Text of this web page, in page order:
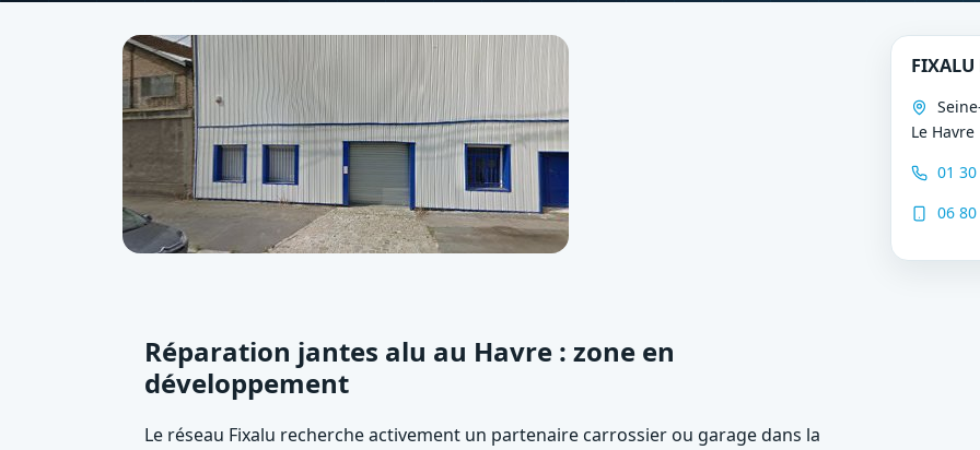
Réparation jantes alu au Havre : zone en
développement
Le réseau Fixalu recherche activement un partenaire carrossier ou garage dans la
Le Havre
01
06 80